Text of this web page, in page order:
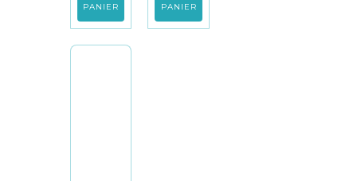
PANIER
PANIER